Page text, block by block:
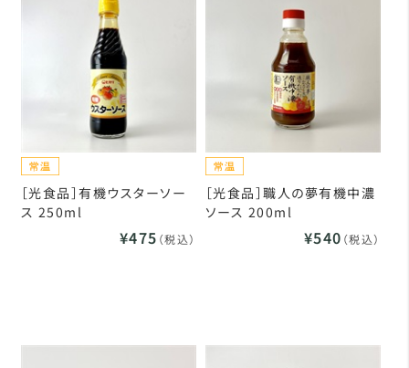
［光食品］有機ウスターソー
ス 250ml
¥475 （税込）
［光食品］職人の夢有機中濃
ソース 200ml
¥540 （税込）